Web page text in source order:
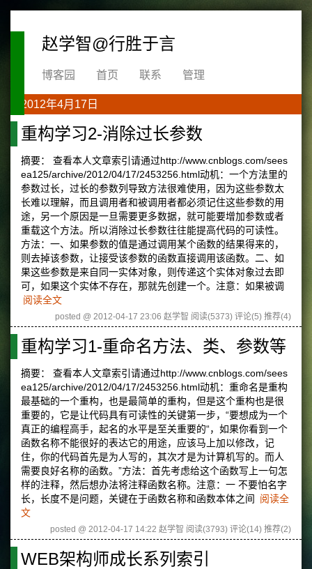
赵学智@行胜于言
博客园 首页 联系 管理
2012年4月17日
重构学习2-消除过长参数
摘要： 查看本人文章索引请通过http://www.cnblogs.com/sees
ea125/archive/2012/04/17/2453256.html动机：一个方法里的
参数过长，过长的参数列导致方法很难使用，因为这些参数太
长难以理解，而且调用者和被调用者都必须记住这些参数的用
途，另一个原因是一旦需要更多数据，就可能要增加参数或者
重载这个方法。所以消除过长参数往往能提高代码的可读性。
方法：一、如果参数的值是通过调用某个函数的结果得来的，
则去掉该参数，让接受该参数的函数直接调用该函数。二、如
果这些参数是来自同一实体对象，则传递这个实体对象过去即
可，如果这个实体不存在，那就先创建一个。注意：如果被调
阅读全文
posted @ 2012-04-17 23:06 赵学智 阅读(5373) 评论(5) 推荐(4)
重构学习1-重命名方法、类、参数等
摘要： 查看本人文章索引请通过http://www.cnblogs.com/sees
ea125/archive/2012/04/17/2453256.html动机：重命名是重构
最基础的一个重构，也是最简单的重构，但是这个重构也是很
重要的，它是让代码具有可读性的关键第一步，“要想成为一个
真正的编程高手，起名的水平是至关重要的“，如果你看到一个
函数名称不能很好的表达它的用途，应该马上加以修改，记
住，你的代码首先是为人写的，其次才是为计算机写的。而人
需要良好名称的函数。”方法：首先考虑给这个函数写上一句怎
样的注释，然后想办法将注释函数名称。注意：一 不要怕名字
长，长度不是问题，关键在于函数名称和函数本体之间
阅读全
文
posted @ 2012-04-17 14:22 赵学智 阅读(3793) 评论(14) 推荐(2)
WEB架构师成长系列索引